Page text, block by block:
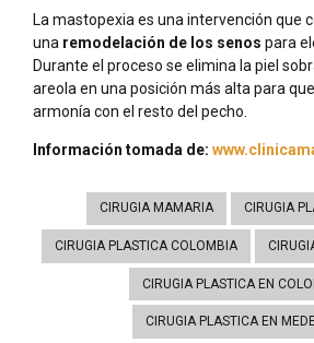
La mastopexia es una intervención que
una remodelación de los senos para
Durante el proceso se elimina la piel
areola en una posición más alta para
armonía con el resto del pecho.
Información tomada de:
CIRUGIA MAMARIA CIRUGIA
CIRUGIA PLASTICA COLOMBIA
CIRUGIA PLASTICA EN
CIRUGIA PLASTICA EN